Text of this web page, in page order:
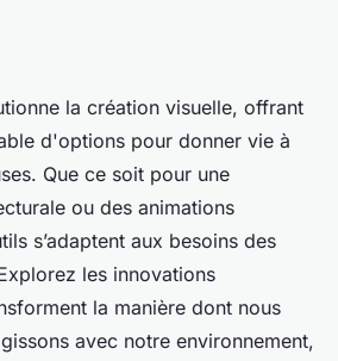
le studio 3d :
et perspectives
min de lecture
la création visuelle, offrant
d'options pour donner vie à
Que ce soit pour une
ou des animations
s’adaptent aux besoins des
les innovations
la manière dont nous
avec notre environnement,